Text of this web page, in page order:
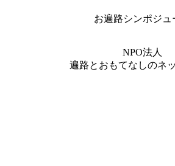
お遍路シンポジュ
NPO法人
遍路とおもてなしのネ